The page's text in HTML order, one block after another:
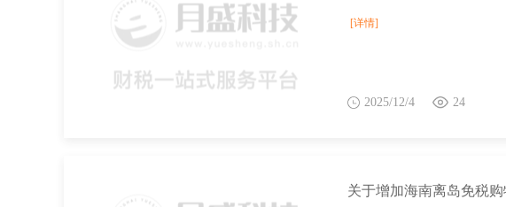
[详情]
2025/12/4 24
关于增加海南离岛免税